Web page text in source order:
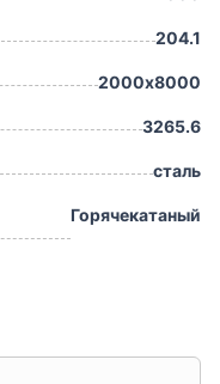
204.1
2000х8000
3265.6
сталь
Горячекатаный